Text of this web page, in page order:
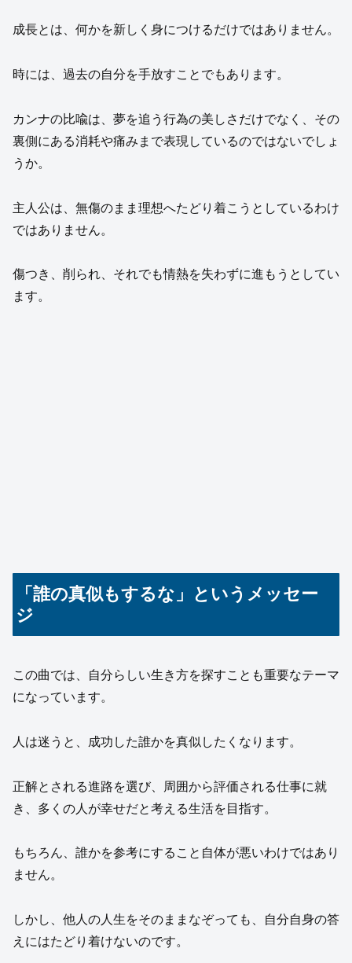
成長とは、何かを新しく身につけるだけではありません。
時には、過去の自分を手放すことでもあります。
カンナの比喩は、夢を追う行為の美しさだけでなく、その
裏側にある消耗や痛みまで表現しているのではないでしょ
うか。
主人公は、無傷のまま理想へたどり着こうとしているわけ
ではありません。
傷つき、削られ、それでも情熱を失わずに進もうとしてい
ます。
「誰の真似もするな」というメッセー
ジ
この曲では、自分らしい生き方を探すことも重要なテーマ
になっています。
人は迷うと、成功した誰かを真似したくなります。
正解とされる進路を選び、周囲から評価される仕事に就
き、多くの人が幸せだと考える生活を目指す。
もちろん、誰かを参考にすること自体が悪いわけではあり
ません。
しかし、他人の人生をそのままなぞっても、自分自身の答
えにはたどり着けないのです。